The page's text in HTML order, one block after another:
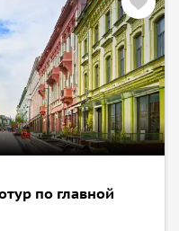
по главной